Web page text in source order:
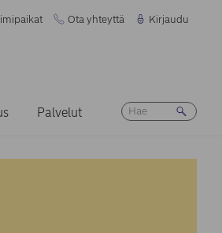
Ota yhteyttä Kirjaudu
Palvelut